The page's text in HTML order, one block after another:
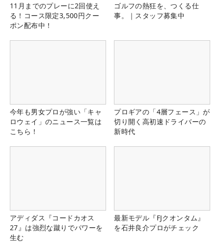
11月までのプレーに2回使え
る！コース限定3,500円クー
ポン配布中！
ゴルフの熱狂を、つくる仕
事。｜スタッフ募集中
今年も男女プロが強い「キャ
ロウェイ」のニュース一覧は
こちら！
プロギアの「4層フェース」が
切り開く高初速ドライバーの
新時代
アディダス『コードカオス
27』は強烈な蹴りでパワーを
生む
最新モデル『FJクオンタム』
を石井良介プロがチェック